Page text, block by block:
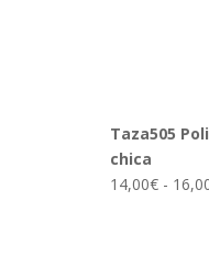
Taza505
chica
14,00€ -